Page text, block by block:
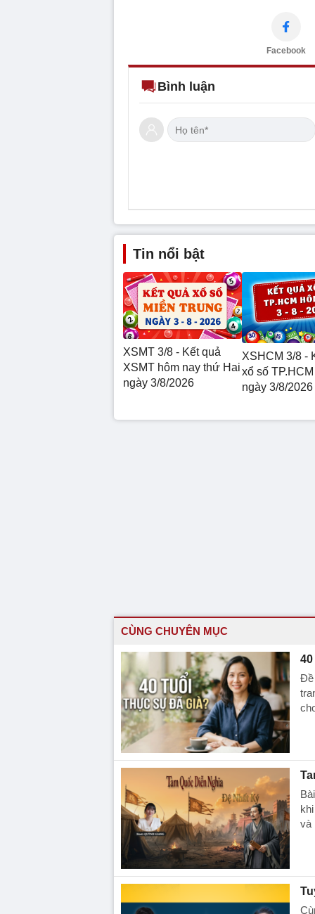
Facebook
Bình luận
Tin nổi bật
XSMT 3/8 - Kết quả
XSMT hôm nay thứ Hai
ngày 3/8/2026
XSHCM 3/8 -
xổ số
ngày 3/8/2026
CÙNG CHUYÊN MỤC
Đề
và